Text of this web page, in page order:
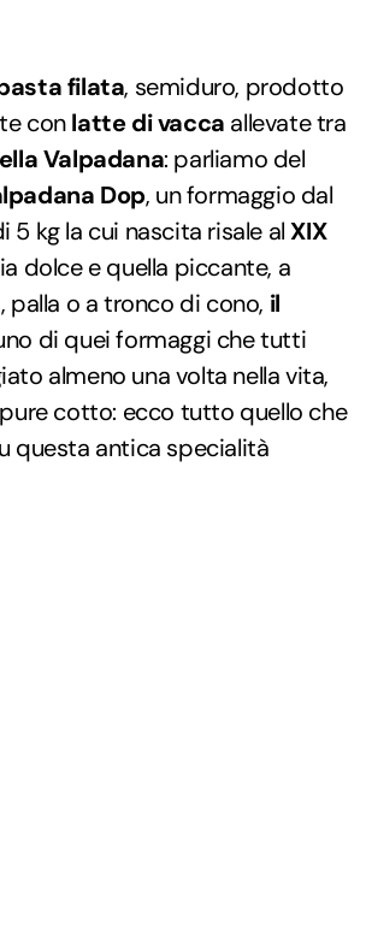
filata, semiduro, prodotto
conlatte di vacca allevate tra
Valpadana: parliamo del
Dop, un formaggio dal
5 kg la cui nascita risale alXIX
dolce e quella piccante, a
palla o a tronco di cono, il
di quei formaggi che tutti
almeno una volta nella vita,
cotto: ecco tutto quello che
questa antica specialità